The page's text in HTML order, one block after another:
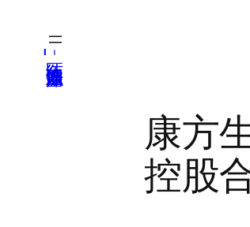
医纬-基因产业知识库
康方
控股